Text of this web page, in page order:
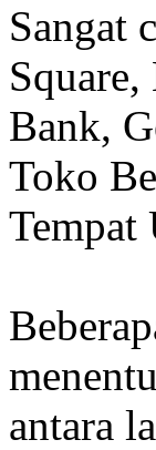
Sangat
Bank,
Toko
Tempat
antara